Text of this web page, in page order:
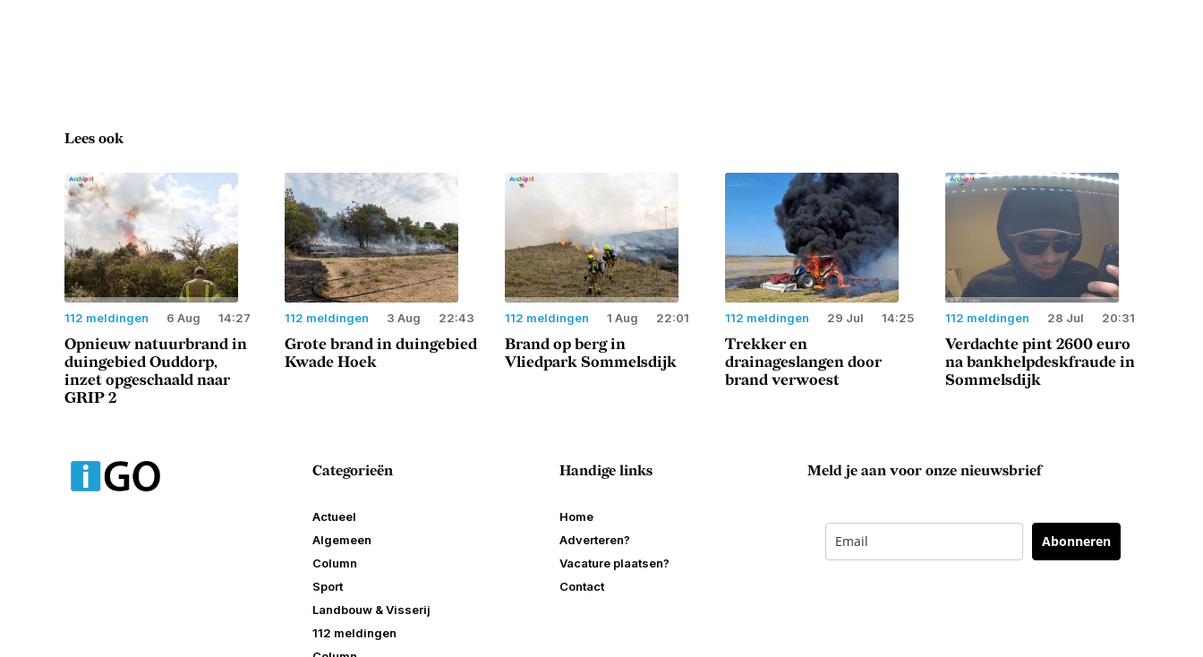
Lees ook
112 meldingen 6 Aug 14:27
Opnieuw natuurbrand in
duingebied Ouddorp,
inzet opgeschaald naar
GRIP 2
112 meldingen 3 Aug 22:43
Grote brand in duingebied
Kwade Hoek
112 meldingen 1 Aug 22:01
Brand op berg in
Vliedpark Sommelsdijk
112 meldingen 29 Jul 14:25
Trekker en
drainageslangen door
brand verwoest
112 meldingen 28 Jul 20:31
Verdachte pint 2600 euro
na bankhelpdeskfraude in
Sommelsdijk
Categorieën
Actueel
Algemeen
Column
Sport
Landbouw & Visserij
112 meldingen
Handige links
Home
Adverteren?
Vacature plaatsen?
Contact
Meld je aan voor onze nieuwsbrief
Abonneren